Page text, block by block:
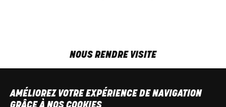
NOUS RENDRE VISITE
SAM9h00 - 13h30
T+32 64 700 970
AMÉLIOREZ VOTRE EXPÉRIENCE DE NAVIGATION